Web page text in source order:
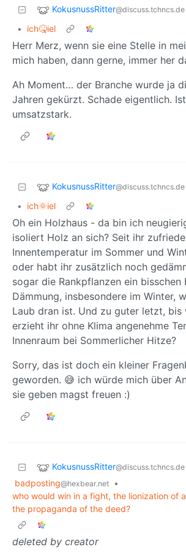
KokusnussRitter@discuss.tchncs.de
• ich🤒iel
Herr Merz, wenn sie eine Stelle in
mich haben, dann gerne, immer her
Ah Moment… der Branche wurde ja
Jahren gekürzt. Schade eigentlich.
umsatzstark.
KokusnussRitter@discuss.tchncs.de
• ich🌞iel
Oh ein Holzhaus - da bin ich
isoliert Holz an sich? Seit ihr
Innentemperatur im Sommer und
oder habt ihr zusätzlich noch
sogar die Rankpflanzen ein bisschen
Dämmung, insbesondere im Winter,
Laub dran ist. Und zu guter letzt, bis
erzieht ihr ohne Klima angenehme
Innenraum bei Sommerlicher Hitze?
Sorry, das ist doch ein kleiner
geworden. 😅 ich würde mich über
sie geben magst freuen :)
KokusnussRitter@discuss.tchncs.de
badposting@hexbear.net
•
who would win in a fight, the lionization of
the propaganda of the deed?
deleted by creator